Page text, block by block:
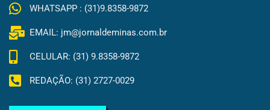
WHATSAPP : (31)9.8358-9872
EMAIL: jm@jornaldeminas.com.br
CELULAR: (31) 9.8358-9872
REDAÇÃO: (31) 2727-0029